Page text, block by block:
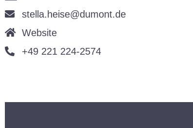
stella.heise@dumont.de
Website
+49 221 224-2574